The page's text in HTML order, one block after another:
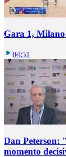
Gara 1,
04:51
Dan Peterson:
momento